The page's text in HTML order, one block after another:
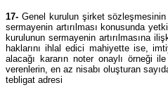
17- Genel kurulun şirket
sermayenin artırılması konusunda
kurulunun sermayenin artırılmasına
haklarını ihlal edici mahiyette ise,
alacağı kararın noter onaylı örneği
verenlerin, en az nisabı oluşturan
tebligat adresi